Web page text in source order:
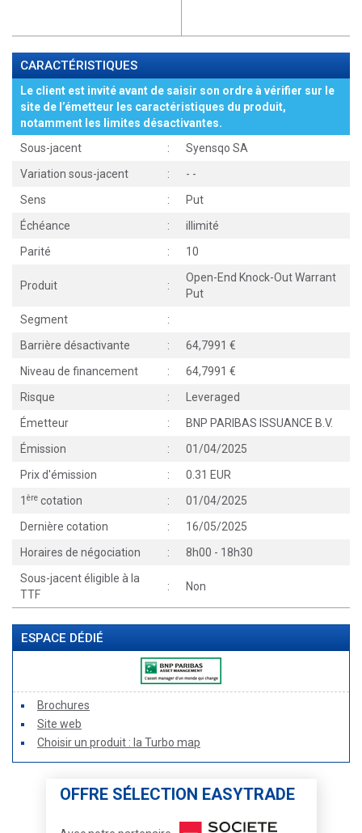
CARACTÉRISTIQUES
Le client est invité avant de saisir son ordre à vérifier sur le
site de l’émetteur les caractéristiques du produit,
notamment les limites désactivantes.
Sous-jacent
:
Syensqo SA
Variation sous-jacent
: - -
Sens
:
Put
Échéance
:
illimité
Parité
: 10
Produit :
Open-End Knock-Out Warrant
Put
Segment
:
Barrière désactivante
:
64,7991
Niveau de financement
:
64,7991
Risque
:
Leveraged
Émetteur
:
BNP PARIBAS ISSUANCE B.V.
Émission
:
01/04/2025
Prix d'émission
:
0.31 EUR
1 ère cotation :
01/04/2025
Dernière cotation
:
16/05/2025
Horaires de négociation
:
8h00 - 18h30
Sous-jacent éligible à la
TTF
: Non
ESPACE DÉDIÉ
Brochures
Site web
Choisir un produit : la Turbo map
OFFRE SÉLECTION EASYTRADE